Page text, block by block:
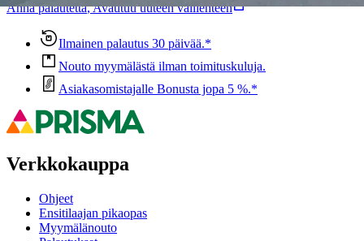
Anna palautetta,Avautuu uuteen välilehteen
Ilmainen palautus 30 päivää.*
Nouto myymälästä ilman toimituskuluja.
Asiakasomistajalle Bonusta jopa 5 %.*
Verkkokauppa
Ohjeet
Ensitilaajan pikaopas
Myymälänouto